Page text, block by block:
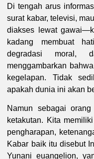
Di tengah arus
surat kabar, televisi,
diakses lewat
kadang membuat
degradasi moral,
menggambarkan
kegelapan. Tidak
apakah dunia ini akan
Namun sebagai
ketakutan. Kita
pengharapan,
Kabar baik itu disebut
Yunani euangelion,